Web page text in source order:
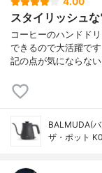
スタイリッシュな
コーヒーのハンドド
できるので大活躍で
記の点が気にならな
BALMUDA(
ザ・ポット